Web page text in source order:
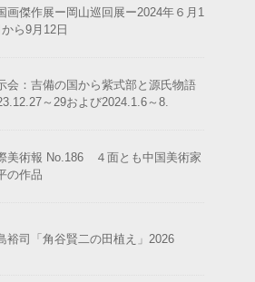
画傑作展ー岡山巡回展ー2024年６月1
ら9月12日
会：吉備の国から紫式部と源氏物語
～29および2024.1.6～8.
美術報 No.186 ４面とも中国美術家
の作品
裕司「角谷賢二の田植え」2026